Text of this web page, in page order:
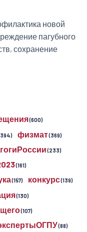
новой
пагубного
сохранение
(600)
физмат(369)
(233)
(161)
(157) конкурс(139)
(130)
(107)
(88)